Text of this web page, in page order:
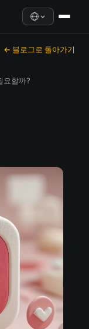
← 블로그로 돌아가기
할까?